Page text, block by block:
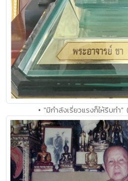
• "มีกำลังเรี่ยวแรงก็ให้รีบทำ